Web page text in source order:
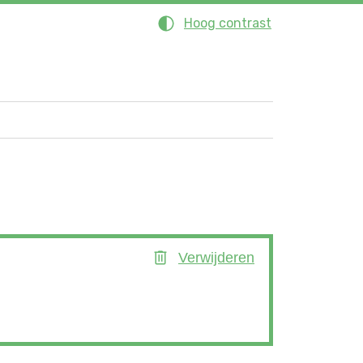
Hoog contrast
Verwijderen